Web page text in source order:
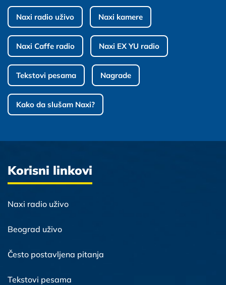
Naxi radio uživo Naxi kamere
Naxi Caffe radio Naxi EX YU radio
Tekstovi pesama Nagrade
Kako da slušam Naxi?
Korisni linkovi
Naxi radio uživo
Beograd uživo
Često postavljena pitanja
Tekstovi pesama